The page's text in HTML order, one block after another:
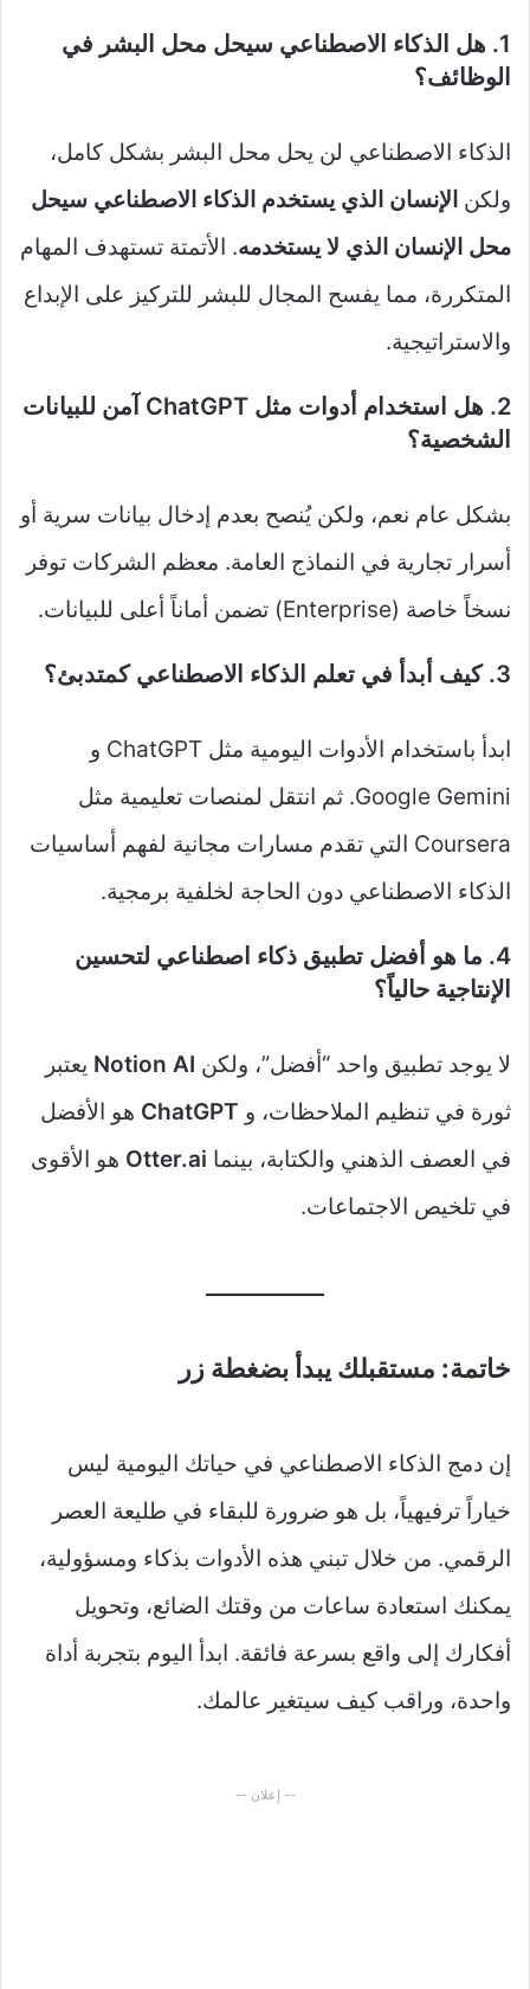
1. هل الذكاء الاصطناعي سيحل محل البشر في
الوظائف؟
الذكاء الاصطناعي لن يحل محل البشر بشكل كامل،
ولكن الإنسان الذي يستخدم الذكاء الاصطناعي سيحل
محل الإنسان الذي لا يستخدمه. الأتمتة تستهدف المهام
المتكررة، مما يفسح المجال للبشر للتركيز على الإبداع
والاستراتيجية.
2. هل استخدام أدوات مثل ChatGPT آمن للبيانات
الشخصية؟
بشكل عام نعم، ولكن يُنصح بعدم إدخال بيانات سرية أو
أسرار تجارية في النماذج العامة. معظم الشركات توفر
نسخاً خاصة (Enterprise) تضمن أماناً أعلى للبيانات.
3. كيف أبدأ في تعلم الذكاء الاصطناعي كمتدبئ؟
ابدأ باستخدام الأدوات اليومية مثل ChatGPT و
Google Gemini. ثم انتقل لمنصات تعليمية مثل
Coursera التي تقدم مسارات مجانية لفهم أساسيات
الذكاء الاصطناعي دون الحاجة لخلفية برمجية.
4. ما هو أفضل تطبيق ذكاء اصطناعي لتحسين
الإنتاجية حالياً؟
لا يوجد تطبيق واحد “أفضل”، ولكن Notion AI يعتبر
ثورة في تنظيم الملاحظات، و ChatGPT هو الأفضل
في العصف الذهني والكتابة، بينما Otter.ai هو الأقوى
في تلخيص الاجتماعات.
خاتمة: مستقبلك يبدأ بضغطة زر
إن دمج الذكاء الاصطناعي في حياتك اليومية ليس
خياراً ترفيهياً، بل هو ضرورة للبقاء في طليعة العصر
الرقمي. من خلال تبني هذه الأدوات بذكاء ومسؤولية،
يمكنك استعادة ساعات من وقتك الضائع، وتحويل
أفكارك إلى واقع بسرعة فائقة. ابدأ اليوم بتجربة أداة
واحدة، وراقب كيف سيتغير عالمك.
-- إعلان --